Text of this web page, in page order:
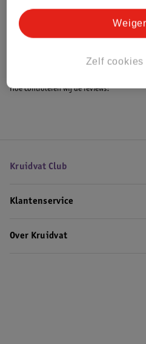
Bekijk ook
Max Factor Alle
Hoe controleren wij de reviews?
Kruidvat Club
Klantenservice
Over Kruidvat
Zelf cookies